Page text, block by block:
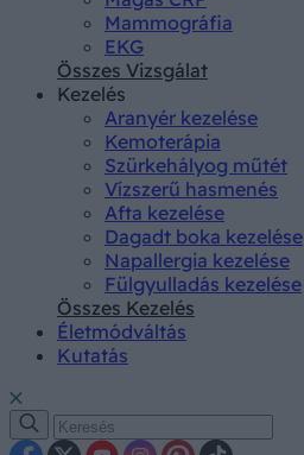
Mammográfia
EKG
Összes Vizsgálat
Kezelés
Aranyér kezelése
Kemoterápia
Szürkehályog műtét
Vízszerű hasmenés
Afta kezelése
Dagadt boka kezelése
Napallergia kezelése
Fülgyulladás kezelése
Összes Kezelés
Életmódváltás
Kutatás